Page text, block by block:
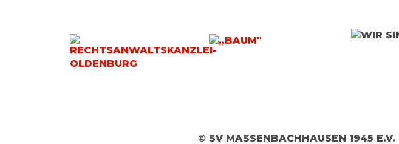
© SV MASSENBACHHAUSEN 1945 E.V.